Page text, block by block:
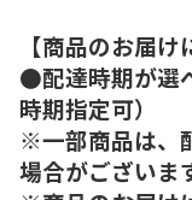
【商品のお届け
●配達時期が選
時期指定可）
※一部商品は、
場合がございま